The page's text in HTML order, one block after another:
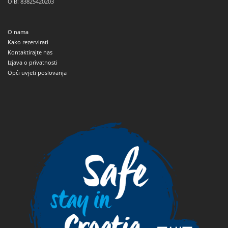
O nama
Kako rezervirati
Kontaktirajte nas
Izjava o privatnosti
Opći uvjeti poslovanja